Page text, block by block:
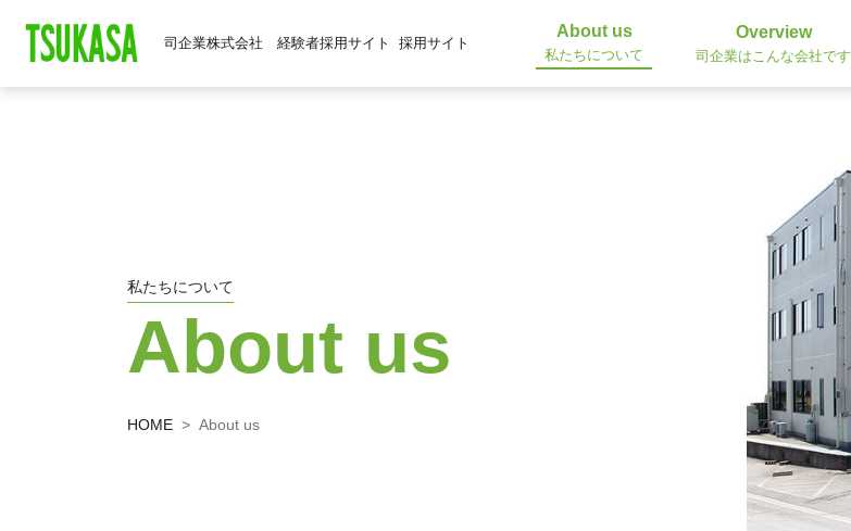
司企業株式会社 経験者採用サイト 採用サイト
About us
私たちについて
Overview
司企業はこんな会社です
私たちについて
About us
HOME About us